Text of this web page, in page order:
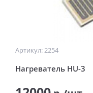
Артикул: 2254
Нагреватель HU-3